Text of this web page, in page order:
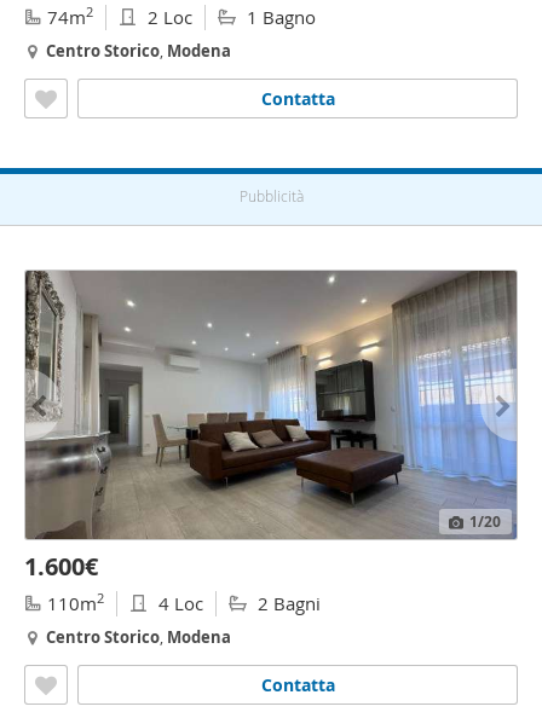
74m2 2 Loc 1 Bagno
CentroStorico, Modena
Contatta
Pubblicità
1/20
1.600€
110m2 4 Loc 2 Bagni
CentroStorico, Modena
Contatta